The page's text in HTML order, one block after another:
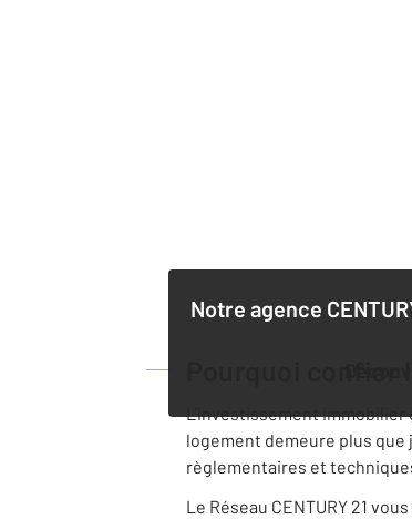
Notre agence
Pourquoi
L'investissement immobilier
logement demeure plus que
règlementaires et
Le Réseau CENTURY 21